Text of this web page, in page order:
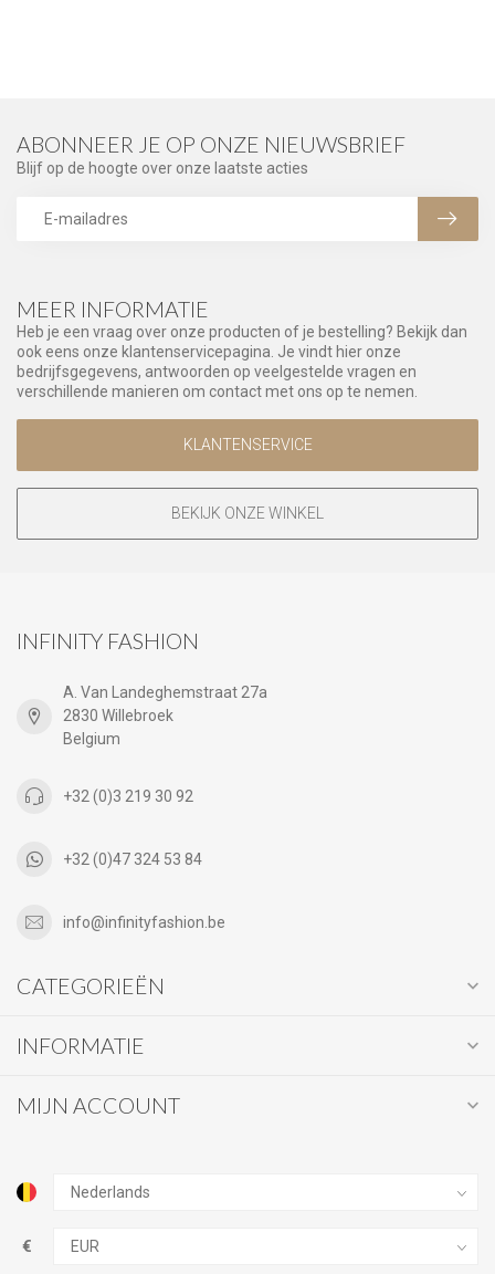
MEER INFORMATIE
Heb je een vraag over onze producten of je bestelling? Bekijk dan
ook eens onze klantenservicepagina. Je vindt hier onze
bedrijfsgegevens, antwoorden op veelgestelde vragen en
verschillende manieren om contact met ons op te nemen.
KLANTENSERVICE
BEKIJK ONZE WINKEL
ABONNEER JE OP ONZE NIEUWSBRIEF
Blijf op de hoogte over onze laatste acties
INFINITY FASHION
A. Van Landeghemstraat 27a
2830 Willebroek
Belgium
+32 (0)3 219 30 92
+32 (0)47 324 53 84
info@infinityfashion.be
CATEGORIEËN
INFORMATIE
MIJN ACCOUNT
€